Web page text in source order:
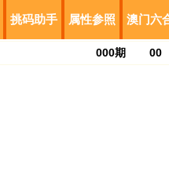
挑码助手 属性参照 澳门六
000期 00